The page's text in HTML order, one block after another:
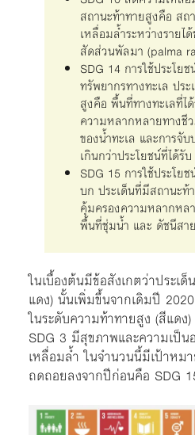
สถานะท้าทายสูงคือ ส
เหลื่อมล้ำระหว่างรายไ
สัดส่วนพัลมา (palma
SDG 14 การใช้ประโย
ทรัพยากรทางทะเล ปร
สูงคือ พื้นที่ทางทะเลที่ไ
ความหลากหลายทางชี
ของน้ำทะเล และการจั
เกินกว่าประโยชน์ที่ได้รับ
SDG 15 การใช้ประโย
บก ประเด็นที่มีสถานะท้
คุ้มครองความหลากหล
พื้นที่ชุ่มน้ำ และ ดัชนีสา
ในเบื้องต้นมีข้อสังเกตว่าประเ
แดง) นั้นเพิ่มขึ้นจากเดิมปี
ในระดับความท้าทายสูง (สีแด
SDG 3 มีสุขภาพและความเป็
เหลื่อมล้ำ ในจำนวนนี้มีเป้าหม
ถดถอยลงจากปีก่อนคือ SDG